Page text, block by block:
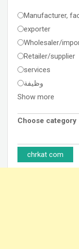
Manufacturer,
exporter
Wholesaler/
Retailer/supplier
services
وظيفة
Show more
Choose category
chrkat com